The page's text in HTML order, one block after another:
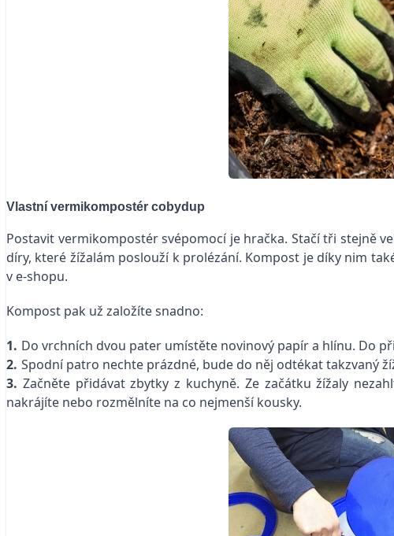
Vlastní vermikompostér cobydup
Postavit vermikompostér svépomocí je hračka. Stačí tři stejně
díry, které žížalám poslouží k prolézání. Kompost je díky nim
v e-shopu.
Kompost pak už založíte snadno:
1. Do vrchních dvou pater umístěte novinový papír a hlínu. Do
2. Spodní patro nechte prázdné, bude do něj odtékat takzvaný
3. Začněte přidávat zbytky z kuchyně. Ze začátku žížaly
nakrájíte nebo rozmělníte na co nejmenší kousky.